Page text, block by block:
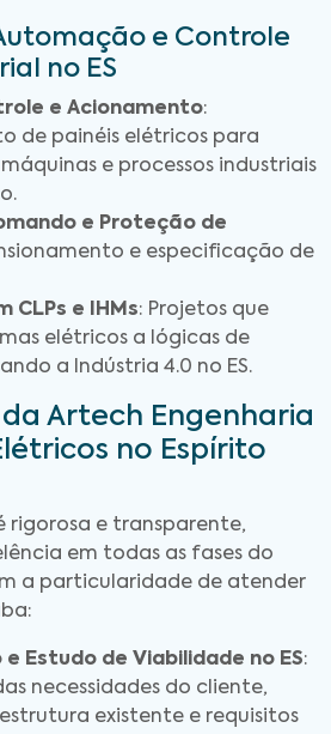
e Controle
no ES
e Acionamento:
de painéis elétricos para
e processos industriais
e Proteção de
e especificação de
CLPs e IHMs: Projetos que
elétricos a lógicas de
a Indústria 4.0 no ES.
Artech Engenharia
no Espírito
rigorosa e transparente,
em todas as fases do
a particularidade de atender
Estudo de Viabilidade no ES:
necessidades do cliente,
existente e requisitos